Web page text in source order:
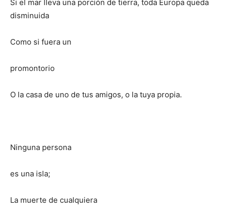
Si el mar lleva una porción de tierra, toda Europa queda
disminuida
Como si fuera un
promontorio
O la casa de uno de tus amigos, o la tuya propia.
Ninguna persona
es una isla;
La muerte de cualquiera